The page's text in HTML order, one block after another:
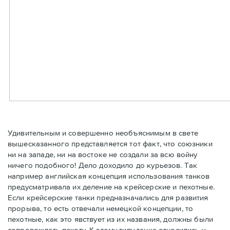
Удивительным и совершенно необъяснимым в свете
вышесказанного представляется тот факт, что союзники
ни на западе, ни на востоке не создали за всю войну
ничего подобного! Дело доходило до курьезов. Так
например английская концепция использования танков
предусматривала их деление на крейсерские и пехотные.
Если крейсерские танки предназначались для развития
прорыва, то есть отвечали немецкой концепции, то
пехотные, как это явствует из их названия, должны были